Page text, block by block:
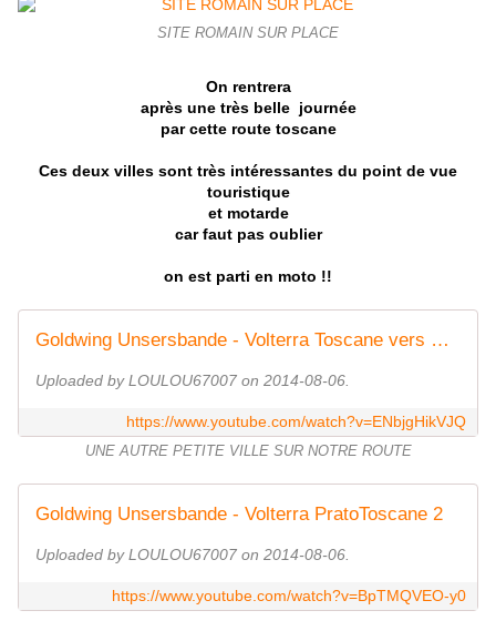
SITE ROMAIN SUR PLACE
On rentrera
après une très belle journée
par cette route toscane
Ces deux villes sont très intéressantes du point de vue
touristique
et motarde
car faut pas oublier
on est parti en moto !!
Goldwing Unsersbande - Volterra Toscane vers Prato
Uploaded by LOULOU67007 on 2014-08-06.
https://www.youtube.com/watch?v=ENbjgHikVJQ
UNE AUTRE PETITE VILLE SUR NOTRE ROUTE
Goldwing Unsersbande - Volterra PratoToscane 2
Uploaded by LOULOU67007 on 2014-08-06.
https://www.youtube.com/watch?v=BpTMQVEO-y0